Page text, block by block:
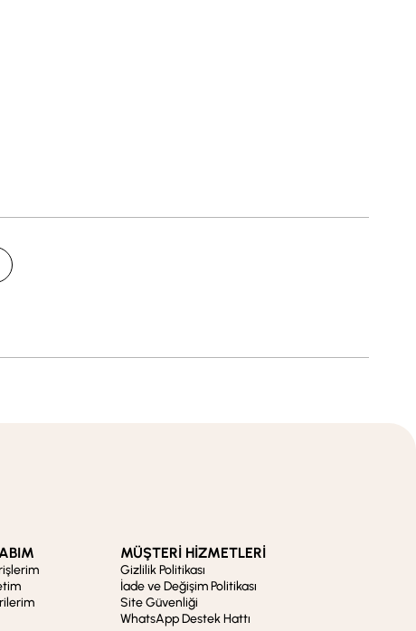
MÜŞTERİ HİZMETLERİ
Gizlilik Politikası
İade ve Değişim Politikası
Site Güvenliği
WhatsApp Destek Hattı